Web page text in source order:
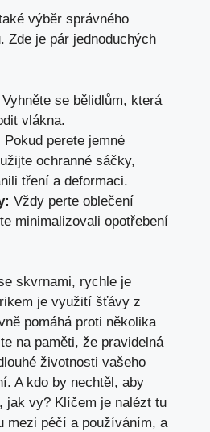
výběr správného
Zde je pár jednoduchých
Vyhněte se bělidlům, která
vlákna.
Pokud perete jemné
ochranné sáčky,
tření a deformaci.
Vždy perte oblečení
minimalizovali opotřebení
skvrnami, rychle je
je využití šťávy z
pomáhá proti několika
na paměti, že pravidelná
životnosti vašeho
A kdo by nechtěl, aby
jak vy? Klíčem je nalézt tu
mezi péčí a používáním, a